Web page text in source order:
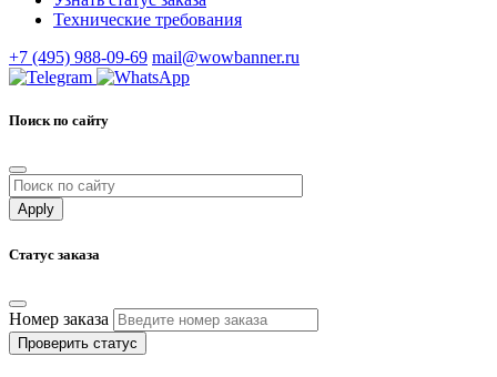
Технические требования
+7 (495) 988-09-69 mail@wowbanner.ru
Поиск по сайту
Статус заказа
Номер заказа
Проверить статус